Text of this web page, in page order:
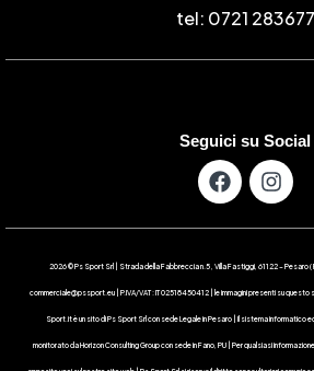
tel: 0721 283677
Seguici su Social
2026 © Ps Sport Srl | Strada della Fabbreccia n.5 , Villa Fastiggi, 61122 – Pesaro (
commerciale@pssport.eu | P.IVA/VAT : IT 02518450412 | le immagini presenti su
Sport.it è un sito di Ps Sport Srl con sede Legale in Pesaro | Il sistema informatico
monitorato da Horizon Consulting Group con sede in Fano, PU | Per qualsiasi